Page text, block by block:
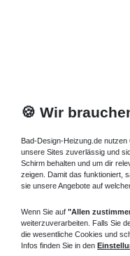
🍪 Wir
Bad-Design-Heizung.de
unsere Sites zuverlässig und
Schirm behalten und um dir
zeigen. Damit das funktioniert,
sie unsere Angebote auf
Wenn Sie auf "Allen
weiterzuverarbeiten. Falls Sie
die wesentliche Cookies und
Infos finden Sie in den